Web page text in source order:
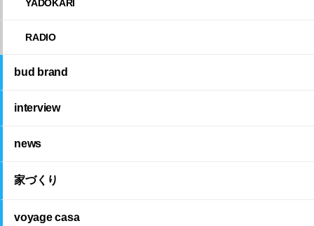
YADOKARI
RADIO
bud brand
interview
news
家づくり
voyage casa